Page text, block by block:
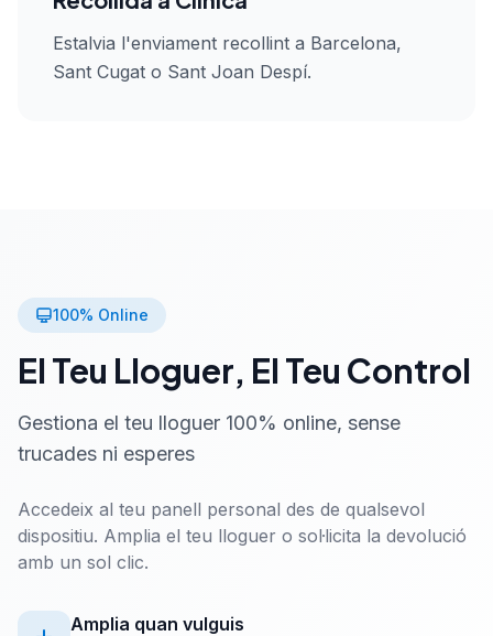
Estalvia l'enviament recollint a Barcelona,
Sant Cugat o Sant Joan Despí.
100% Online
El Teu Lloguer, El Teu Control
Gestiona el teu lloguer 100% online, sense
trucades ni esperes
Accedeix al teu panell personal des de qualsevol
dispositiu. Amplia el teu lloguer o sol·licita la devolució
amb un sol clic.
Amplia quan vulguis